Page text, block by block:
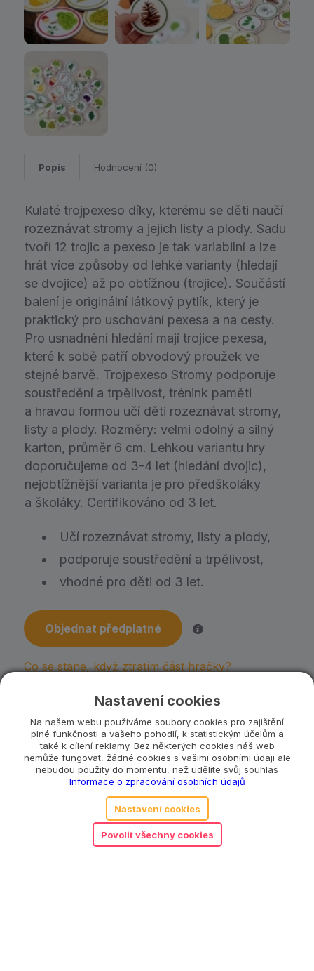
Popis Hodnocení (0)
Kulaté trojpexeso díky, kterému se děti naučí
rozeznávat stromy a jejich listy a plody. Sadu
tvoří 12 trojic a pexeso je tak variabilní a lze
hrát více způsoby od lehké varianty (hledají
se dvojice) až po obtížnou (trojice). Součástí
balení je originální látkový pytlík, který je
praktický pro uschování pexesa a na cesty.
Pro usnadnění hledání mají trojice pexesa,
které k sobě patří obvodový proužek ve
stejné barvě. Trojpexeso Stromy podporuje
soustředění a trpělivost, trénink paměti
a hravou formou učí děti rozeznávat stromy,
listy a plody. Rozměry: velmi odolný a silný
karton, průměr 6 cm. Lehkou variantu hry
doporučujeme od 3-4 let (hledání dvojic),
nejobtížnější varianta je pro předškoláky
a školáky. Certifikováno od 3 let.
Učí rozeznávat stromy, listy a plody,
podporuje soustředění a trpělivost,
vhodné pro děti od 3 let.
Objednat předplatné
Co se stane, když ztratím část hračky?
Katalogové číslo:MAMI0002
Kategorie:1 až 3 roky,3 až 6 let,Mamiee ,
Motorické hračky,Pro holky,Pro každého,Pro
kluky, Puzzle, skládačky a hry,Vzdělávací
hračky
Související produkty
Nastavení cookies
Na našem webu používáme soubory cookies pro zajištění
plné funkčnosti a vašeho pohodlí, k statistickým účelům a
také k cílení reklamy. Bez některých cookies náš web
nemůže fungovat, žádné cookies s vašimi osobními údaji ale
nebudou použity do momentu, než udělíte svůj souhlas
Informace o zpracování osobních údajů
Nastavení cookies
Povolit všechny cookies